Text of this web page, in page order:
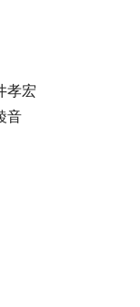
孝宏
音